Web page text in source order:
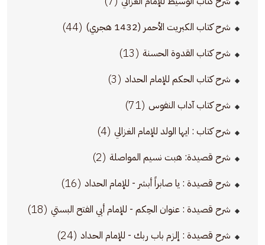
شرح كتاب الكبريت الأحمر (1432 هجري) (44)
شرح كتاب القدوة الحسنة (13)
شرح كتاب الحكم للإمام الحداد (3)
شرح كتاب آداب النفوس (71)
شرح كتاب : ايها الولد للإمام الغزالي (4)
شرح قصيدة: هبت نسيم المواصلة (2)
شرح قصيدة : يا صابراً أبشر - للإمام الحداد (16)
شرح قصيدة : عنوان الحِكم - للإمام أبي الفتح البستي (18)
شرح قصيدة : إلزم باب ربك - للإمام الحداد (24)